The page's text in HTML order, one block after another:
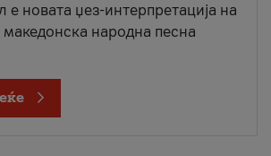
е новата џез-интерпретација на
македонска народна песна